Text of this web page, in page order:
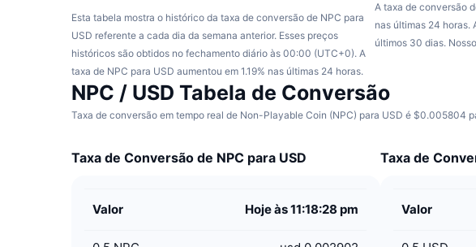
Esta tabela mostra o histórico da taxa de conversão de NPC para
USD referente a cada dia da semana anterior. Esses preços
históricos são obtidos no fechamento diário às 00:00 (UTC+0). A
taxa de NPC para USD aumentou em 1.19% nas últimas 24 horas.
A taxa de conversão
nas últimas 24 horas.
últimos 30 dias.
NPC / USD Tabela de Conversão
Taxa de conversão em tempo real de Non-Playable Coin (NPC) para USD é $0.005804
Taxa de Conversão de NPC para USD
Valor Hoje às 11:18:28 pm
Taxa de
Valor